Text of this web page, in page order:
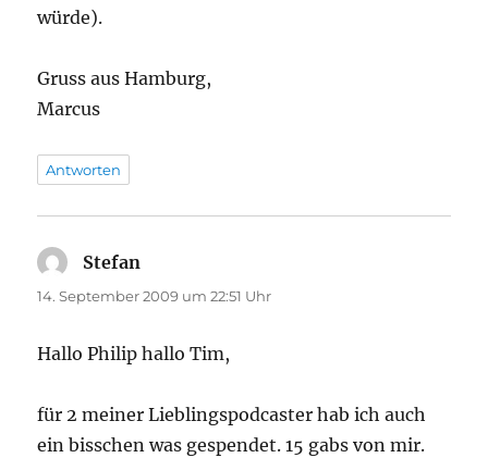
würde).
Gruss aus Hamburg,
Marcus
Antworten
Stefan
14. September 2009 um 22:51 Uhr
Hallo Philip hallo Tim,
für 2 meiner Lieblingspodcaster hab ich auch
ein bisschen was gespendet. 15 gabs von mir.